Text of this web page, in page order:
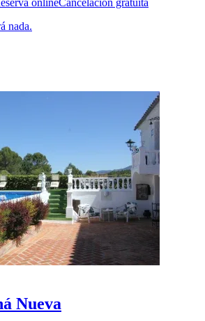
onlineCancelación gratuita
nada.
Nueva